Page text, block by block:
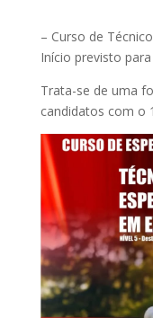
– Curso de
Início previsto
Trata-se de uma
candidatos com o